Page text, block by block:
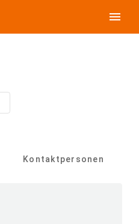
menu
Kontaktpersonen